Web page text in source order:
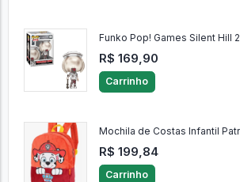
Funko Pop! Games Silent Hill
R$ 169,90
Carrinho
Mochila de Costas Infantil
R$ 199,84
Carrinho